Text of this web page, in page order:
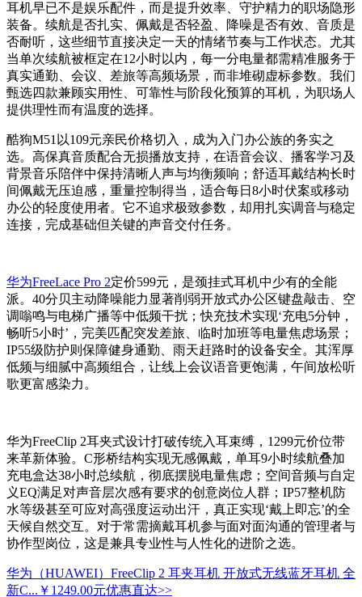
耳机早已不是娱乐配件，而是提升效率、守护精力的职场隐形
装备。续航是否扎实、佩戴是否轻盈、降噪是否有效、音质是
否耐听，这些细节直接决定一天的情绪节奏与工作状态。尤其
当单次续航被框定在12小时以内，每一分电量都需精准服务于
真实通勤、会议、差旅等高频场景，而非堆砌虚标参数。我们
甄选四款兼顾实用性、可靠性与阶段化预算的耳机，为职场人
提供理性而有温度的选择。
酷狗M51以109元亲民价格切入，成为入门办公族的务实之
选。高保真音质配合无损播放支持，在语音会议、播客学习及
背景音乐陪伴中保持清晰人声与均衡频响；舒适耳戴结构长时
间佩戴无压迫感，重量控制得当，适合每日8小时伏案或移动
办公的轻度使用者。它不追求极致参数，却用扎实调音与稳定
连接，完成基础但关键的声音交付任务。
华为FreeLace Pro 2定价599元，是颈挂式耳机中少有的全能
派。40分贝主动降噪能力显著削弱开放式办公区键盘敲击、空
调嗡鸣与电梯广播等中低频干扰；快充技术实现‘充电5分钟，
畅听5小时’，完美匹配突发差旅、临时加班等电量焦虑场景；
IP55级防护则保障健身通勤、雨天赶路时的设备安全。其浑厚
低频与细腻中高频组合，让线上会议语音更饱满，午间放松听
歌更富感染力。
华为FreeClip 2耳夹式设计打破传统入耳束缚，1299元价位带
来革新体验。C形桥结构实现无感佩戴，单耳9小时续航叠加
充电盒达38小时总续航，彻底摆脱电量焦虑；空间音频与自定
义EQ满足对声音层次感有要求的创意岗位人群；IP57整机防
水等级甚至可应对高强度运动出汗，真正实现‘戴上即忘’的全
天候自然交互。对于常需摘戴耳机参与面对面沟通的管理者与
协作型岗位，这是兼具专业性与人性化的进阶之选。
华为（HUAWEI）FreeClip 2 耳夹耳机 开放式无线蓝牙耳机 全
新C... ￥1249.00元优惠直达>>